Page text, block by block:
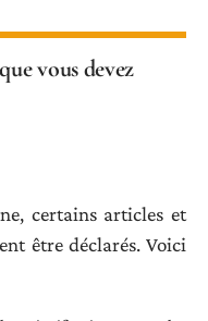
vous devez
certains articles et
être déclarés. Voici